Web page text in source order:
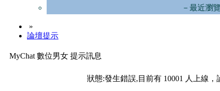
－最近瀏
»
論壇提示
MyChat 數位男女 提示訊息
狀態:發生錯誤,目前有 10001 人上線